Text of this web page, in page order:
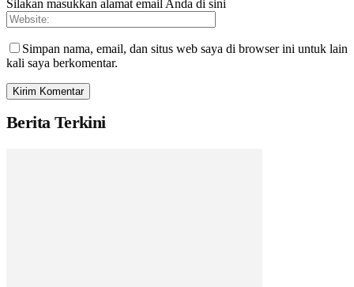
Silakan masukkan alamat email Anda di sini
Simpan nama, email, dan situs web saya di browser ini untuk lain
kali saya berkomentar.
Berita Terkini